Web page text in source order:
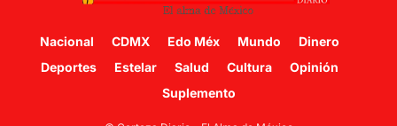
Nacional CDMX Edo Méx Mundo
Dinero
Deportes
Estelar Salud Cultura
Opinión
Suplemento